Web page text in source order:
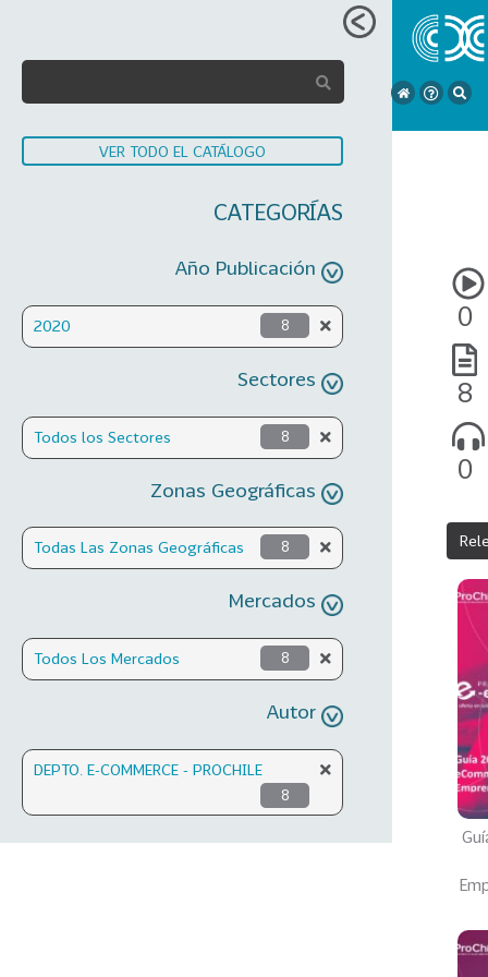
VER TODO EL CATÁLOGO
CATEGORÍAS
Año Publicación
2020 8
Sectores
Todos los Sectores 8
Zonas Geográficas
Todas Las Zonas Geográficas 8
Mercados
Todos Los Mercados 8
Autor
DEPTO. E-COMMERCE - PROCHILE
8
0
8
0